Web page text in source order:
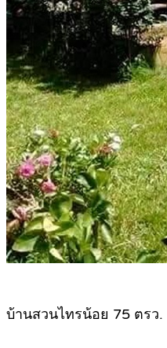
บ้านสวนไทรน้อย 75 ตรว.